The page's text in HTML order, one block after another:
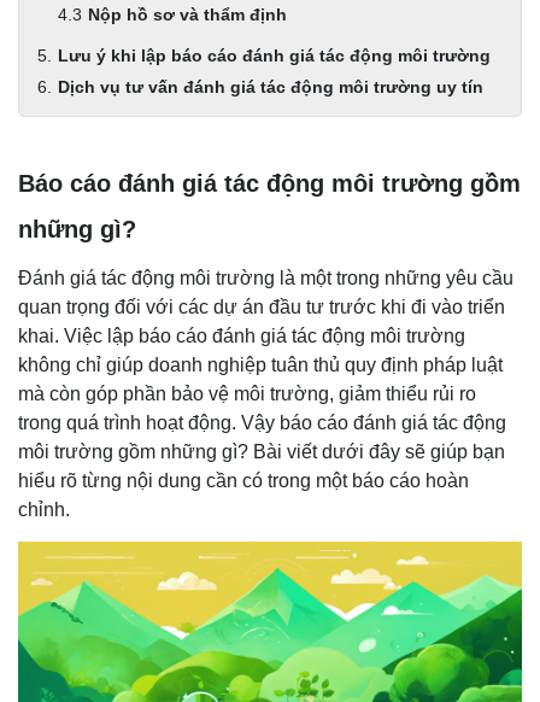
Nộp hồ sơ và thẩm định
Lưu ý khi lập báo cáo đánh giá tác động môi trường
Dịch vụ tư vấn đánh giá tác động môi trường uy tín
Báo cáo đánh giá tác động môi trường gồm
những gì?
Đánh giá tác động môi trường là một trong những yêu cầu
quan trọng đối với các dự án đầu tư trước khi đi vào triển
khai. Việc lập báo cáo đánh giá tác động môi trường
không chỉ giúp doanh nghiệp tuân thủ quy định pháp luật
mà còn góp phần bảo vệ môi trường, giảm thiểu rủi ro
trong quá trình hoạt động. Vậy báo cáo đánh giá tác động
môi trường gồm những gì? Bài viết dưới đây sẽ giúp bạn
hiểu rõ từng nội dung cần có trong một báo cáo hoàn
chỉnh.